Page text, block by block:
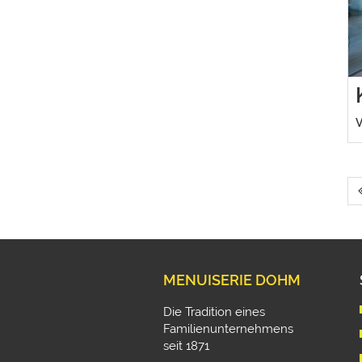
MENUISERIE DOHM
Die Tradition eines
Familienunternehmens
seit 1871